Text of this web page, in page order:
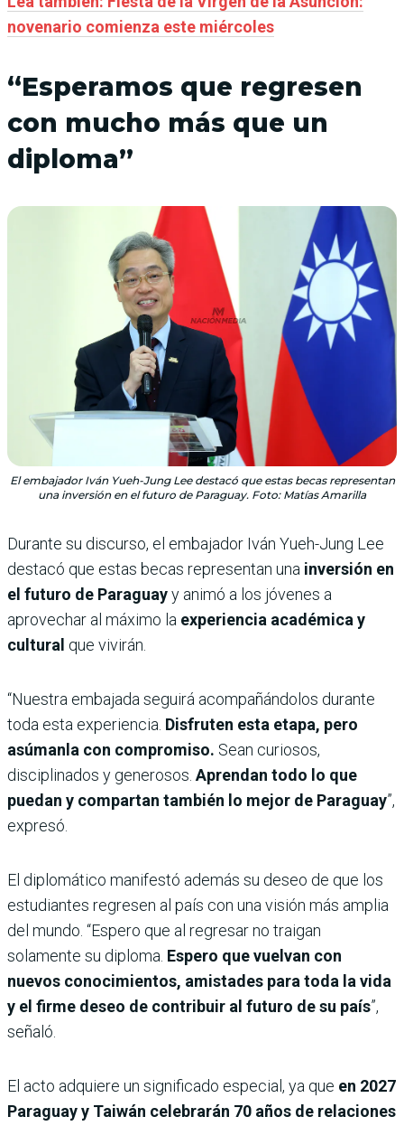
novenario comienza este miércoles
“Esperamos que regresen
con mucho más que un
diploma”
El embajador Iván Yueh-Jung Lee destacó que estas becas representan
una inversión en el futuro de Paraguay. Foto: Matías Amarilla
Durante su discurso, el embajador Iván Yueh-Jung Lee
destacó que estas becas representan una inversión en
el futuro de Paraguayy animó a los jóvenes a
aprovechar al máximo la experiencia académica y
cultural que vivirán.
“Nuestra embajada seguirá acompañándolos durante
toda esta experiencia. Disfruten esta etapa, pero
asúmanla con compromiso. Sean curiosos,
disciplinados y generosos. Aprendan todo lo que
puedan y compartan también lo mejor de Paraguay”,
expresó.
El diplomático manifestó además su deseo de que los
estudiantes regresen al país con una visión más amplia
del mundo. “Espero que al regresar no traigan
solamente su diploma. Espero que vuelvan con
nuevos conocimientos, amistades para toda la vida
y el firme deseo de contribuir al futuro de su país”,
señaló.
El acto adquiere un significado especial, ya que en 2027
Paraguay y Taiwán celebrarán 70 años de relaciones